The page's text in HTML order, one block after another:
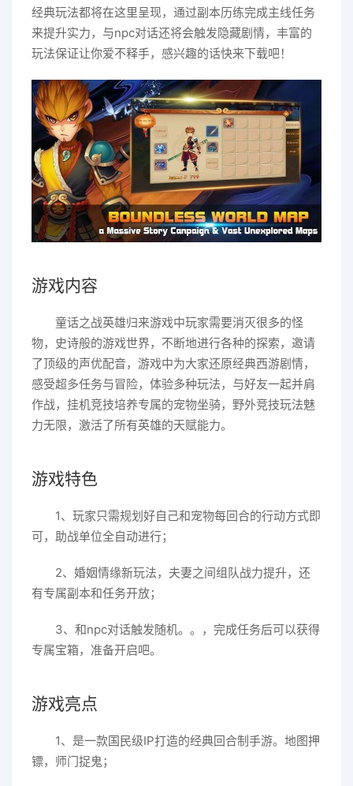
经典玩法都将在这里呈现，通过副本历练完成主线任务
来提升实力，与npc对话还将会触发隐藏剧情，丰富的
玩法保证让你爱不释手，感兴趣的话快来下载吧！
游戏内容
童话之战英雄归来游戏中玩家需要消灭很多的怪
物，史诗般的游戏世界，不断地进行各种的探索，邀请
了顶级的声优配音，游戏中为大家还原经典西游剧情，
感受超多任务与冒险，体验多种玩法，与好友一起并肩
作战，挂机竞技培养专属的宠物坐骑，野外竞技玩法魅
力无限，激活了所有英雄的天赋能力。
游戏特色
1、玩家只需规划好自己和宠物每回合的行动方式即
可，助战单位全自动进行；
2、婚姻情缘新玩法，夫妻之间组队战力提升，还
有专属副本和任务开放；
3、和npc对话触发随机。。，完成任务后可以获得
专属宝箱，准备开启吧。
游戏亮点
1、是一款国民级IP打造的经典回合制手游。地图押
镖，师门捉鬼；